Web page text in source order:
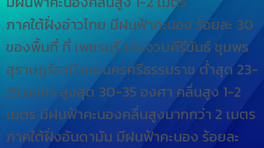
ภาคใต้ฝั่งอ่าวไทย มีฝนฟ้าคะนอง ร้อยละ 30
ของพื้นที่ ที่ เพชรบุรี ประจวบคีรีขันธ์ ชุมพร
สุราษฎร์ธานี และนครศรีธรรมราช ต่ำสุด 23-
25 องศา สูงสุด 30-35 องศา คลื่นสูง 1-2
เมตร มีฝนฟ้าคะนองคลื่นสูงมากกว่า 2 เมตร
ภาคใต้ฝั่งอันดามัน มีฝนฟ้าคะนอง ร้อยละ